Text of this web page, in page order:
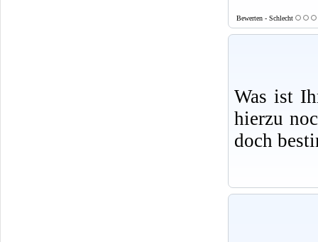
Bewerten - Schlecht
Was ist
hierzu
doch